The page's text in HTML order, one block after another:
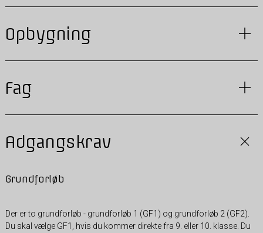
Opbygning
Fag
Adgangskrav
Grundforløb
Der er to grundforløb - grundforløb 1 (GF1) og grundforløb 2 (GF2).
Du skal vælge GF1, hvis du kommer direkte fra 9. eller 10. klasse. Du